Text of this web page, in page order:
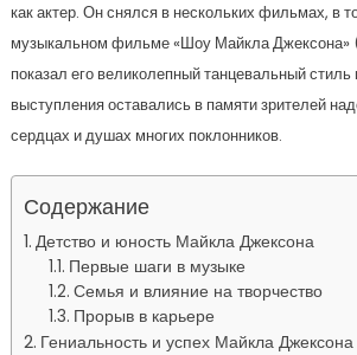
как актер. Он снялся в нескольких фильмах, в
музыкальном фильме «Шоу Майкла Джексона»
показал его великолепный танцевальный стиль
выступления оставались в памяти зрителей
сердцах и душах многих поклонников.
Содержание
Детство и юность Майкла Джексона
Первые шаги в музыке
Семья и влияние на творчество
Прорыв в карьере
Гениальность и успех Майкла Джексона